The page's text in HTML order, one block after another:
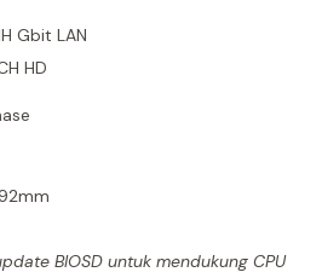
Gbit LAN
HD
BIOSD untuk mendukung CPU